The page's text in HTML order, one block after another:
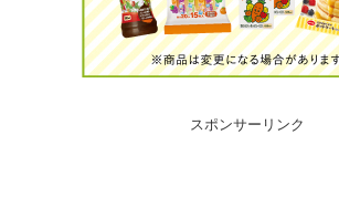
スポンサーリンク